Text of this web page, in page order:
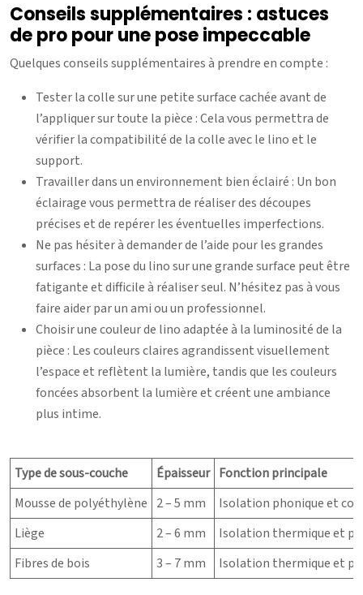
Conseils supplémentaires : astuces
de pro pour une pose impeccable
Quelques conseils supplémentaires à prendre en compte :
Tester la colle sur une petite surface cachée avant de
l’appliquer sur toute la pièce : Cela vous permettra de
vérifier la compatibilité de la colle avec le lino et le
support.
Travailler dans un environnement bien éclairé : Un bon
éclairage vous permettra de réaliser des découpes
précises et de repérer les éventuelles imperfections.
Ne pas hésiter à demander de l’aide pour les grandes
surfaces : La pose du lino sur une grande surface peut être
fatigante et difficile à réaliser seul. N’hésitez pas à vous
faire aider par un ami ou un professionnel.
Choisir une couleur de lino adaptée à la luminosité de la
pièce : Les couleurs claires agrandissent visuellement
l’espace et reflètent la lumière, tandis que les couleurs
foncées absorbent la lumière et créent une ambiance
plus intime.
Type de sous-couche Épaisseur Fonction principale
Mousse de polyéthylène 2 – 5 mm
Isolation phonique et
Liège
2 – 6 mm
Isolation thermique et
Fibres de bois
3 – 7 mm Isolation thermique et